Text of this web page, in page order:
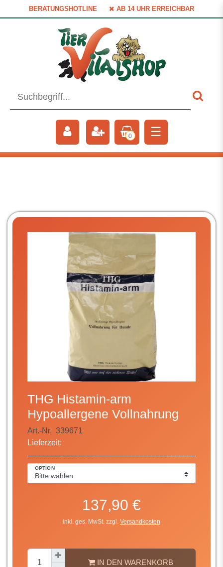
BERATUNGSHOTLINE AB 14 UHR ERREICHBAR
0 ☰
THG Histamin-arm
Hypoallergene Vollnahrung
Art.-Nr. 339671
Lieferzeit:
OPTION
137,90 €
inkl. ges. MwSt. zzgl. Versandkosten
IN DEN WARENKORB